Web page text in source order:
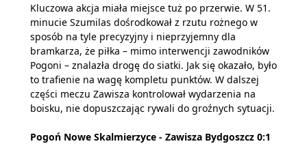
Kluczowa akcja miała miejsce tuż po przerwie. W 51.
minucie Szumilas dośrodkował z rzutu rożnego w
sposób na tyle precyzyjny i nieprzyjemny dla
bramkarza, że piłka – mimo interwencji zawodników
Pogoni – znalazła drogę do siatki. Jak się okazało, było
to trafienie na wagę kompletu punktów. W dalszej
części meczu Zawisza kontrolował wydarzenia na
boisku, nie dopuszczając rywali do groźnych sytuacji.
Pogoń Nowe Skalmierzyce - Zawisza Bydgoszcz 0:1